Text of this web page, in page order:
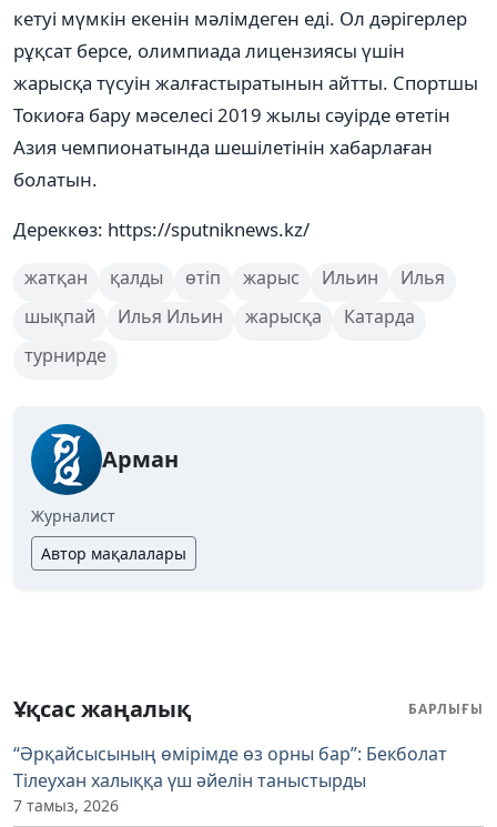
кетуі мүмкін екенін мәлімдеген еді. Ол дәрігерлер
рұқсат берсе, олимпиада лицензиясы үшін
жарысқа түсуін жалғастыратынын айтты. Спортшы
Токиоға бару мәселесі 2019 жылы сәуірде өтетін
Азия чемпионатында шешілетінін хабарлаған
болатын.
Дереккөз: https://sputniknews.kz/
жатқан қалды өтіп жарыс Ильин
Илья
шықпай
Илья Ильин жарысқа
Катарда
турнирде
Арман
Журналист
Автор мақалалары
Ұқсас жаңалық БАРЛЫҒЫ
“Әрқайсысының өмірімде өз орны бар”: Бекболат
Тілеухан халыққа үш әйелін таныстырды
7 тамыз, 2026